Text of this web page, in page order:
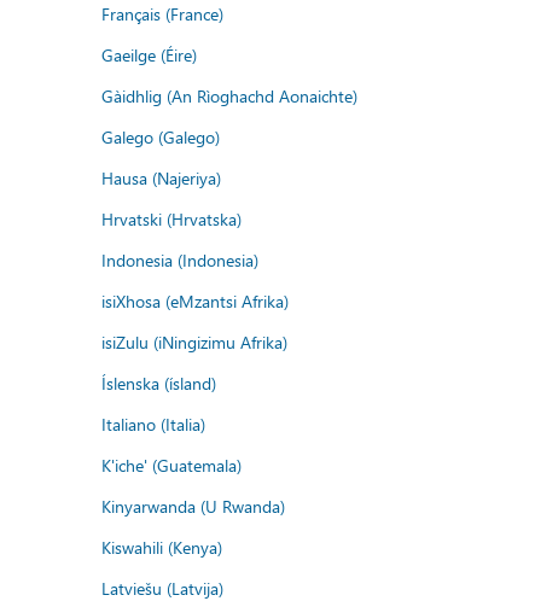
Français (France)
Gaeilge (Éire)
Gàidhlig (An Rìoghachd Aonaichte)
Galego (Galego)
Hausa (Najeriya)
Hrvatski (Hrvatska)
Indonesia (Indonesia)
isiXhosa (eMzantsi Afrika)
isiZulu (iNingizimu Afrika)
Íslenska (ísland)
Italiano (Italia)
K'iche' (Guatemala)
Kinyarwanda (U Rwanda)
Kiswahili (Kenya)
Latviešu (Latvija)